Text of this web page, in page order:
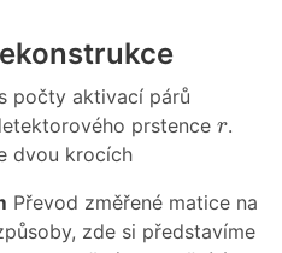
s počty aktivací párů
prstence r
r.
dvou krocích
Převod změřené matice na
zde si představíme